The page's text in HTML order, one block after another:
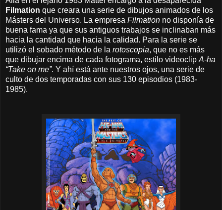
Filmation que creara una serie de dibujos animados de los
Másters del Universo. La empresa Filmation no disponía de
buena fama ya que sus antiguos trabajos se inclinaban más
hacia la cantidad que hacia la calidad. Para la serie se
utilizó el sobado método de la rotoscopia, que no es más
que dibujar encima de cada fotograma, estilo videoclip A-ha
“Take on me”. Y ahí está ante nuestros ojos, una serie de
culto de dos temporadas con sus 130 episodios (1983-
1985).